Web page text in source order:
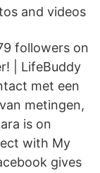
and videos
followers on
| LifeBuddy
met een
metingen,
is on
with My
gives